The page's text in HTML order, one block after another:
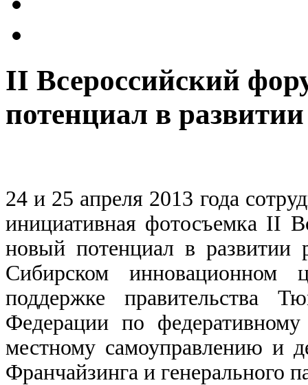
II Всероссийский
потенциал в
24 и 25 апреля 2013 года
инициативная фотосъемка II
новый потенциал в развитии
Сибирском
поддержке правительства
Федерации по федеративному
местному самоуправлению и
Франчайзинга и генерального